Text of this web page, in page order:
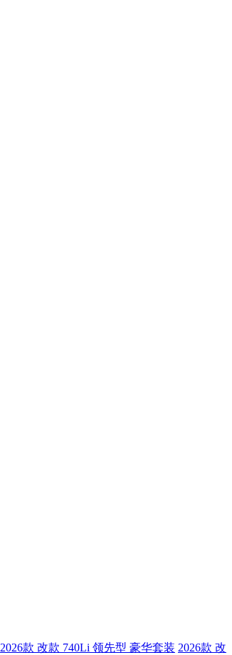
2026款 改款 740Li 领先型 豪华套装 2026款 改